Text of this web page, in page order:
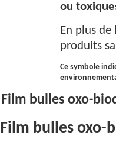
ou
En plus
produits
Ce symbole
Film bulles oxo-
Film bulles oxo-